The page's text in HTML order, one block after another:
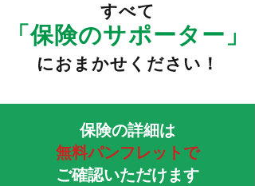
すべて
「保険のサポーター」
におまかせください！
保険の詳細は
無料パンフレットで
​ご確認いただけます